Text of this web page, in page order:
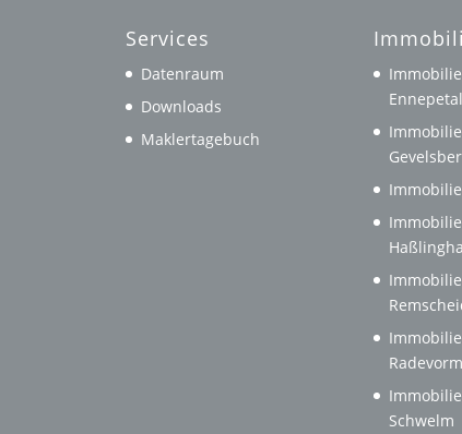
Services
Datenraum
Downloads
Maklertagebuch
Ennepetal
Schwelm